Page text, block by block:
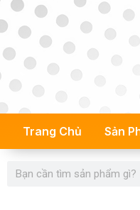
Skip
to
content
Trang Chủ Sản
Search